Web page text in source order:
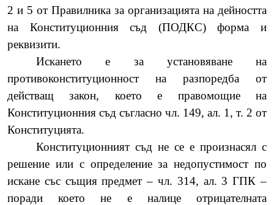
2 и 5 от Правилника за организацията на дейността
на Конституционния съд (ПОДКС) форма и
реквизити.
Искането е за установяване на
противоконституционност на разпоредба от
действащ закон, което е правомощие на
Конституционния съд съгласно чл. 149, ал. 1, т. 2 от
Конституцията.
Конституционният съд не се е произнасял с
решение или с определение за недопустимост по
искане със същия предмет – чл. 314, ал. 3 ГПК –
поради което не е налице отрицателната